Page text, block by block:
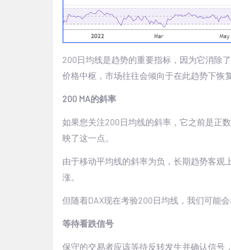
200日均线是趋势的重要指标，因为它消除
价格中枢，市场往往会倾向于在此趋势下恢
200 MA的斜率
如果您关注200日均线的斜率，它之前是正
映了这一点。
由于移动平均线的斜率为负，长期趋势客观
涨。
但随着DAX现在考验200日均线，我们可能
等待看跌信号
保守的交易者应该等待反转发生并确认信号